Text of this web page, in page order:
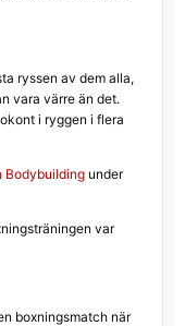
ryssen av dem alla,
vara värre än det.
i ryggen i flera
Bodybuildingunder
var
boxningsmatch när